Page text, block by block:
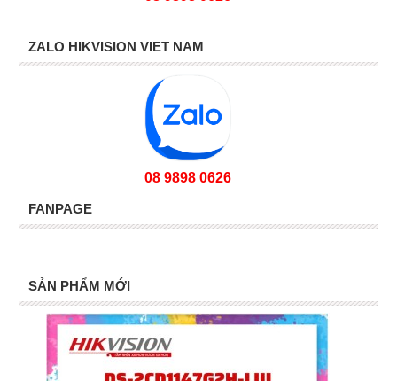
ZALO HIKVISION VIET NAM
08 9898 0626
FANPAGE
SẢN PHẨM MỚI